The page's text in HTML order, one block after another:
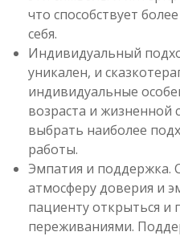
что способствует
себя.
Индивидуальный
уникален, и
индивидуальные
возраста и жизненной
выбрать наиболее
работы.
Эмпатия и поддержка.
атмосферу доверия и
пациенту открыться и
переживаниями.